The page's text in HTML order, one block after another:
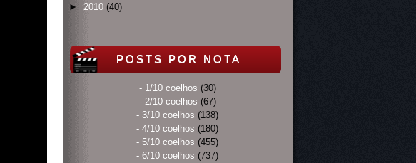
► 2010 (40)
POSTS POR NOTA
- 1/10 coelhos (30)
- 2/10 coelhos (67)
- 3/10 coelhos (138)
- 4/10 coelhos (180)
- 5/10 coelhos (455)
- 6/10 coelhos (737)